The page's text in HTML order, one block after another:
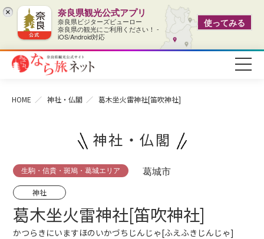
× 奈良県観光公式アプリ
奈良県ビジターズビューロー
奈良県の観光にご利用ください！ -
iOS/Android対応
使ってみる
HOME 神社・仏閣 葛木坐火雷神社[笛吹神社]
神社・仏閣
生駒・信貴・斑鳩・葛城エリア 葛城市
神社
葛木坐火雷神社[笛吹神社]
かつらきにいますほのいかづちじんじゃ[ふえふきじんじゃ]